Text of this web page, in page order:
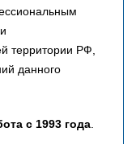
территории РФ,
данного
с 1993 года.